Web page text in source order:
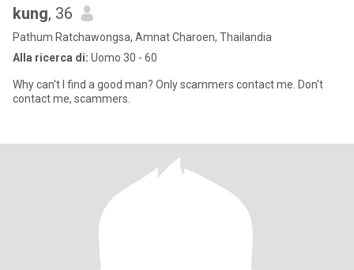
kung, 36
Pathum Ratchawongsa, Amnat Charoen, Thailandia
Alla ricerca di: Uomo 30 - 60
Why can't I find a good man? Only scammers contact me. Don't
contact me, scammers.